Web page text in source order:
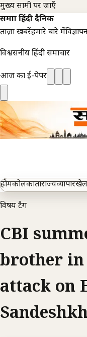
मुख्य सामग्री पर जाएँ
समाज्ञा हिंदी दैनिक
ताज़ा खबरेंहमारे बारे में
विश्वसनीय हिंदी समाचार
आज का ई-पेपर
होमकोलकाताराज्यव्यापारखेल
विषय टैग
CBI
brother in
attack on